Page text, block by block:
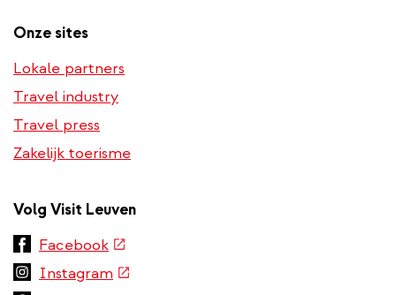
Onze sites
Lokale partners
Travel industry
Travel press
Zakelijk toerisme
Volg Visit Leuven
Facebook(externe
link)
Instagram (externe